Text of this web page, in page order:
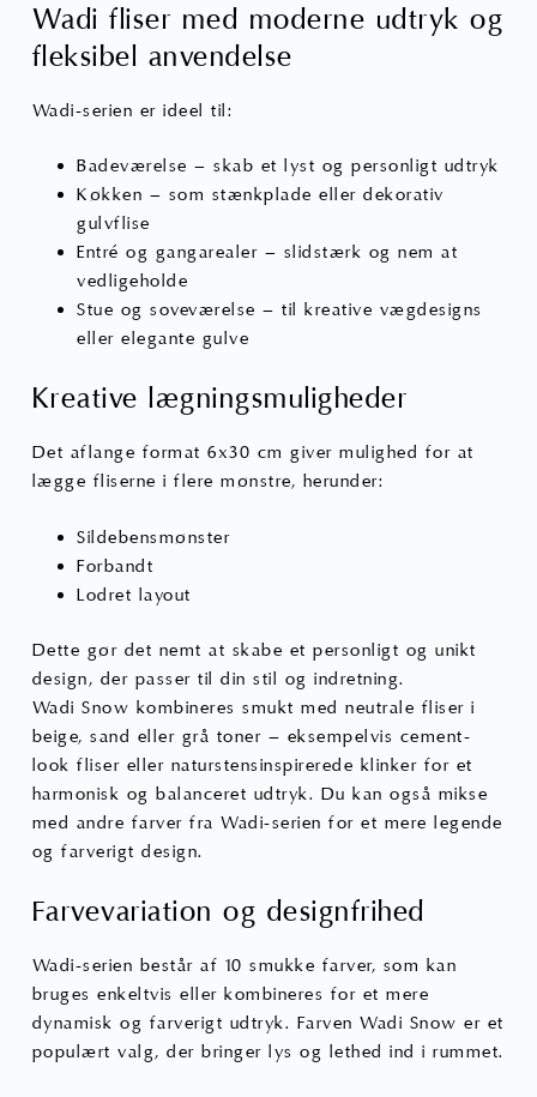
Wadi fliser med moderne udtryk og
fleksibel anvendelse
Wadi-serien er ideel til:
Badeværelse – skab et lyst og personligt udtryk
Køkken – som stænkplade eller dekorativ
gulvflise
Entré og gangarealer – slidstærk og nem at
vedligeholde
Stue og soveværelse – til kreative vægdesigns
eller elegante gulve
Kreative lægningsmuligheder
Det aflange format 6x30 cm giver mulighed for at
lægge fliserne i flere mønstre, herunder:
Sildebensmønster
Forbandt
Lodret layout
Dette gør det nemt at skabe et personligt og unikt
design, der passer til din stil og indretning.
Wadi Snow kombineres smukt med neutrale fliser i
beige, sand eller grå toner – eksempelvis cement-
look fliser eller naturstensinspirerede klinker for et
harmonisk og balanceret udtryk. Du kan også mikse
med andre farver fra Wadi-serien for et mere legende
og farverigt design.
Farvevariation og designfrihed
Wadi-serien består af 10 smukke farver, som kan
bruges enkeltvis eller kombineres for et mere
dynamisk og farverigt udtryk. Farven Wadi Snow er et
populært valg, der bringer lys og lethed ind i rummet.